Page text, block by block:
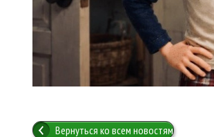
Вернуться ко всем новостям